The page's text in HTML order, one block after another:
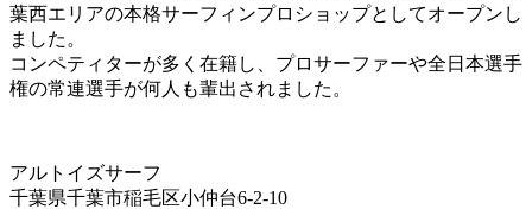
葉西エリアの本格サーフィンプロショップとしてオープンし
ました。
コンペティターが多く在籍し、プロサーファーや全日本選手
権の常連選手が何人も輩出されました。
アルトイズサーフ
千葉県千葉市稲毛区小仲台6-2-10